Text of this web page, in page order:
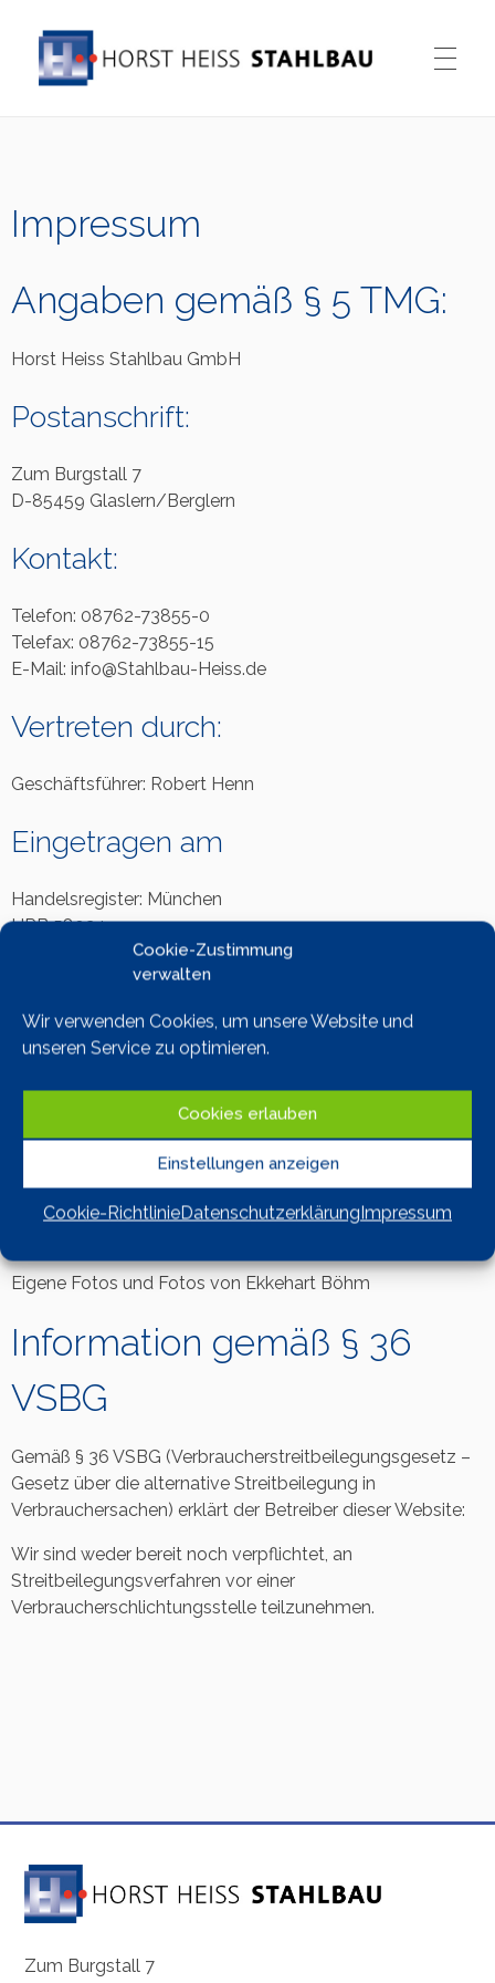
Cookie-Zustimmung
verwalten
Wir verwenden Cookies, um unsere Website und
unseren Service zu optimieren.
Cookies erlauben
Einstellungen anzeigen
Cookie-RichtlinieDatenschutzerklärungImpressum
Impressum
Angaben gemäß § 5 TMG:
Horst Heiss Stahlbau GmbH
Postanschrift:
Zum Burgstall 7
D-85459 Glaslern/Berglern
Kontakt:
Telefon: 08762-73855-0
Telefax: 08762-73855-15
E-Mail: info@Stahlbau-Heiss.de
Vertreten durch:
Geschäftsführer: Robert Henn
Eingetragen am
Handelsregister: München
HRB 58024
Umsatzsteuer-
Identifikationsnummer
UST-IdNr.: DE 128 953 271
Hinweise zur Website
Urheberrechtliche Hinweise
Eigene Fotos und Fotos von Ekkehart Böhm
Information gemäß § 36
VSBG
Gemäß § 36 VSBG (Verbraucherstreitbeilegungsgesetz –
Gesetz über die alternative Streitbeilegung in
Verbrauchersachen) erklärt der Betreiber dieser Website:
Wir sind weder bereit noch verpflichtet, an
Streitbeilegungsverfahren vor einer
Verbraucherschlichtungsstelle teilzunehmen.
Zum Burgstall 7